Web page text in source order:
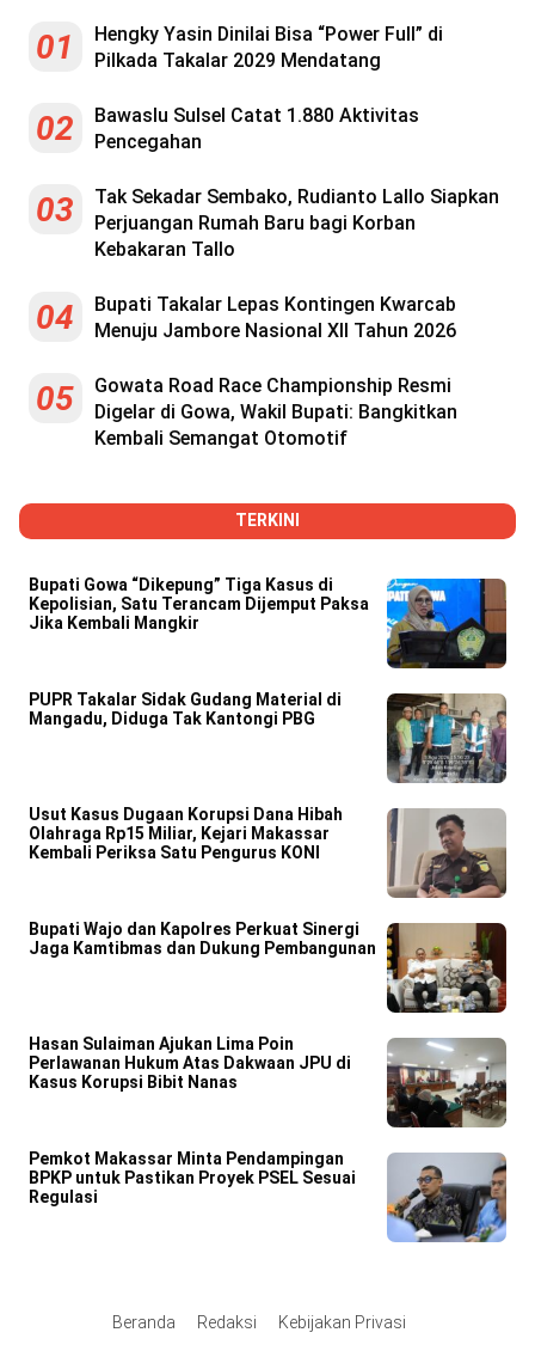
01
Hengky Yasin Dinilai Bisa “Power Full” di
Pilkada Takalar 2029 Mendatang
02
Bawaslu Sulsel Catat 1.880 Aktivitas
Pencegahan
03
Tak Sekadar Sembako, Rudianto Lallo Siapkan
Perjuangan Rumah Baru bagi Korban
Kebakaran Tallo
04
Bupati Takalar Lepas Kontingen Kwarcab
Menuju Jambore Nasional XII Tahun 2026
05
Gowata Road Race Championship Resmi
Digelar di Gowa, Wakil Bupati: Bangkitkan
Kembali Semangat Otomotif
TERKINI
Bupati Gowa “Dikepung” Tiga Kasus di
Kepolisian, Satu Terancam Dijemput Paksa
Jika Kembali Mangkir
PUPR Takalar Sidak Gudang Material di
Mangadu, Diduga Tak Kantongi PBG
Usut Kasus Dugaan Korupsi Dana Hibah
Olahraga Rp15 Miliar, Kejari Makassar
Kembali Periksa Satu Pengurus KONI
Bupati Wajo dan Kapolres Perkuat Sinergi
Jaga Kamtibmas dan Dukung Pembangunan
Hasan Sulaiman Ajukan Lima Poin
Perlawanan Hukum Atas Dakwaan JPU di
Kasus Korupsi Bibit Nanas
Pemkot Makassar Minta Pendampingan
BPKP untuk Pastikan Proyek PSEL Sesuai
Regulasi
Beranda Redaksi Kebijakan Privasi